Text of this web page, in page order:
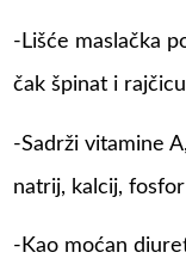
-Lišće maslačka
čak špinat i
-Sadrži vitamine
natrij, kalcij,
-Kao moćan